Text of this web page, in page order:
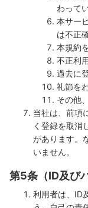
わって
本サー
は不正
本規約
不正利
過去に
礼節を
その他
当社は、前項
く登録を取消
があります。
いません。
第5条（ID及び
利用者は、ID